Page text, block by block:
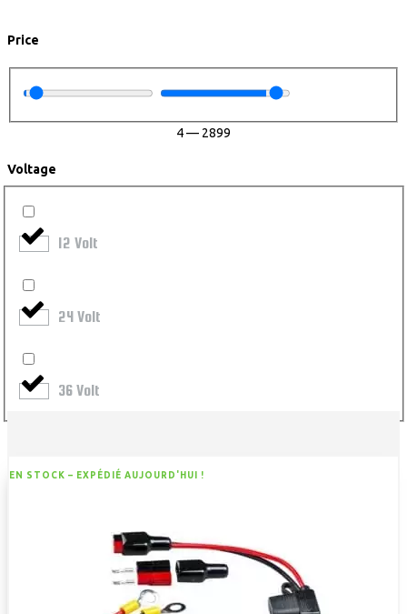
Price
4— 2899
Voltage
12 Volt
24 Volt
36 Volt
EN STOCK – EXPÉDIÉ AUJOURD'HUI !